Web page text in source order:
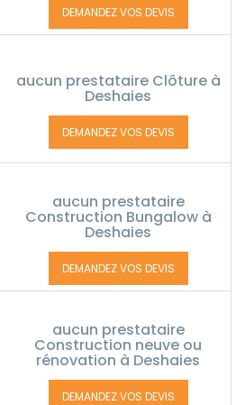
DEMANDEZ VOS DEVIS
aucun prestataire Clôture à
Deshaies
DEMANDEZ VOS DEVIS
aucun prestataire
Construction Bungalow à
Deshaies
DEMANDEZ VOS DEVIS
aucun prestataire
Construction neuve ou
rénovation à Deshaies
DEMANDEZ VOS DEVIS